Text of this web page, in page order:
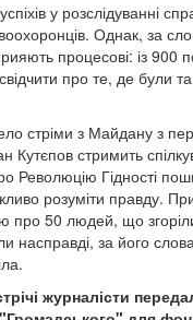
у розслідуванні
Однак, за
процесові: із 900
про те, де були
стріми з Майдану з
Кутєпов стримить
Революцію Гідності
розуміти правду.
про 50 людей, що
насправді, за його
журналісти